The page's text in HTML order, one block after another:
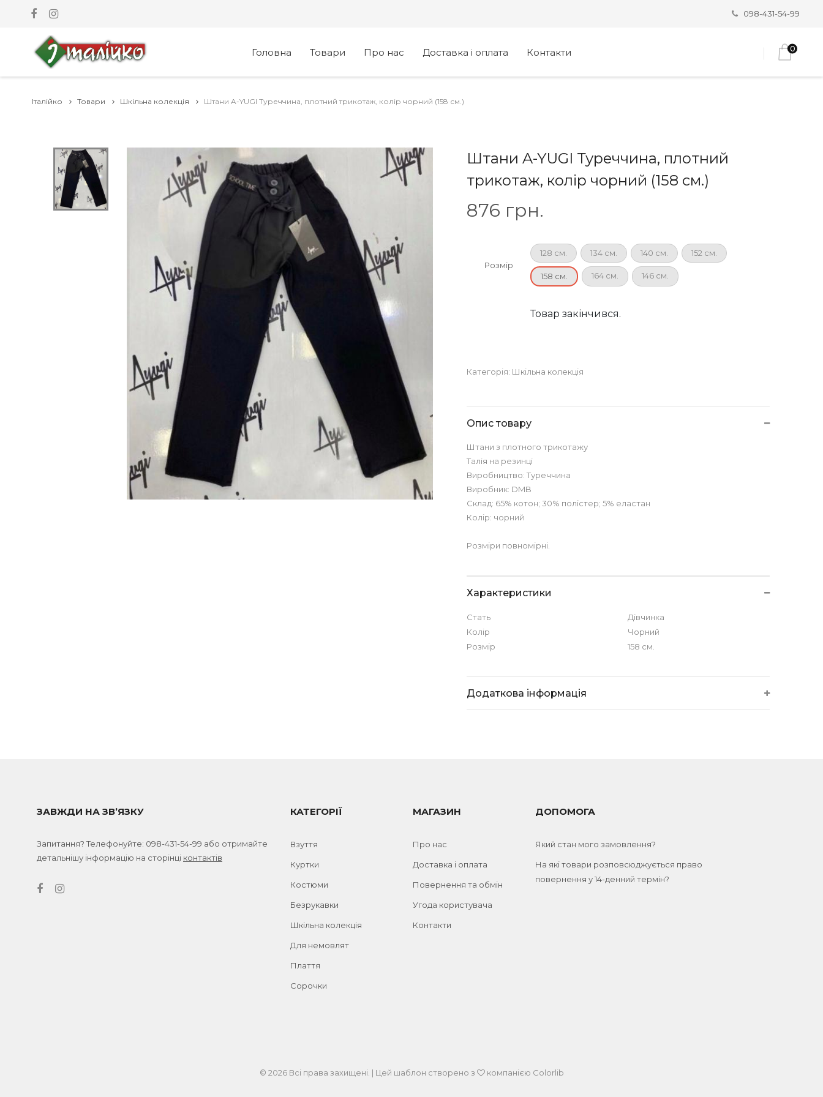
098-431-54-99
Головна Товари Про нас Доставка і оплата Контакти 0
Італійко Товари Шкільна колекція Штани A-YUGI Туреччина, плотний трикотаж, колір чорний (158 см.)
Штани A-YUGI Туреччина, плотний
трикотаж, колір чорний (158 см.)
876 грн.
Розмір
128 см. 134 см. 140 см. 152 см.
158 см. 164 см. 146 см.
Товар закінчився.
Категорія: Шкільна колекція
Опис товару
Штани з плотного трикотажу
Талія на резинці
Виробництво: Туреччина
Виробник: DMB
Склад: 65% котон; 30% полістер; 5% еластан
Колір: чорний
Розміри повномірні.
Характеристики
Стать
Дівчинка
Колір
Чорний
Розмір
158 см.
Додаткова інформація
ЗАВЖДИ НА ЗВ’ЯЗКУ
Запитання? Телефонуйте: 098-431-54-99 або отримайте
детальнішу інформацію на сторінці контактів
КАТЕГОРІЇ
Взуття
Куртки
Костюми
Безрукавки
Шкільна колекція
Для немовлят
Плаття
Сорочки
МАГАЗИН
Про нас
Доставка і оплата
Повернення та обмін
Угода користувача
Контакти
ДОПОМОГА
Який стан мого замовлення?
На які товари розповсюджується право
повернення у 14-денний термін?
© 2026 Всі права захищені. | Цей шаблон створено з компанією Colorlib